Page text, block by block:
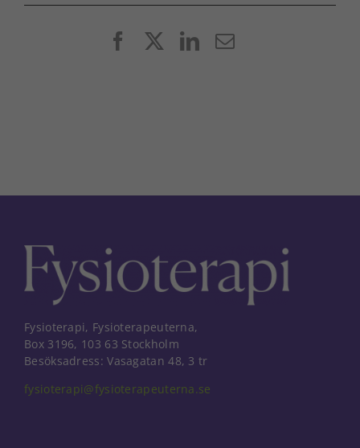
FacebookLinkedIn
E-
Fysioterapi, Fysioterapeuterna,
Box 3196, 103 63 Stockholm
Besöksadress: Vasagatan 48, 3 tr
fysioterapi@fysioterapeuterna.se